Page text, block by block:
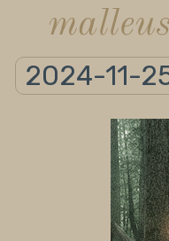
2024-11-